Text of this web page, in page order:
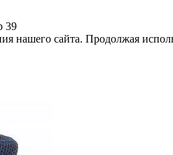
39
сайта. Продолжая